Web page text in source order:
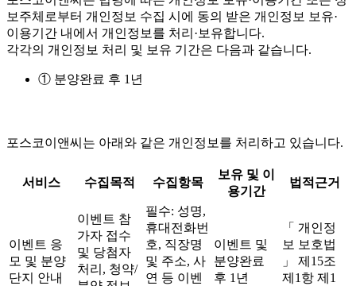
보주체로부터 개인정보 수집 시에 동의 받은 개인정보 보유·
이용기간 내에서 개인정보를 처리·보유합니다.
각각의 개인정보 처리 및 보유 기간은 다음과 같습니다.
① 분양완료 후 1년
포스코이앤씨는 아래와 같은 개인정보를 처리하고 있습니다.
서비스 수집목적 수집항목
보유 및 이
용기간
법적근거
이벤트 응
모 및 분양
단지 안내
이벤트 참
가자 접수
및 당첨자
처리, 청약/
필수: 성명,
휴대전화번
호, 직장명
및 주소, 사
연 등 이벤
이벤트 및
분양완료
후 1년
「 개인정
보 보호법
」 제15조
제1항 제1